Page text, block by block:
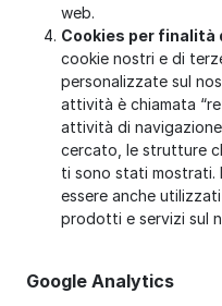
web.
Cookies per finalità
cookie nostri e di
personalizzate sul
attività è chiamata
attività di
cercato, le strutture
ti sono stati mostrati.
essere anche
prodotti e servizi sul
Google Analytics